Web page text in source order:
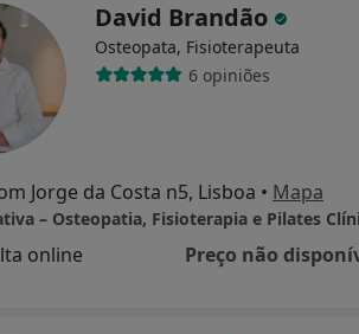
David Brandão
Osteopata, Fisioterapeuta
6 opiniões
Jorge da Costa n5, Lisboa • Mapa
online Preço não